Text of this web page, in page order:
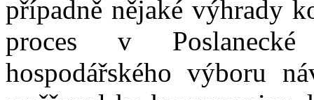
případně nějaké výhrady
proces v
hospodářského výboru